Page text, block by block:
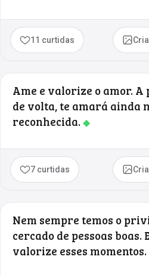
11 curtidas
Ame e valorize o amor. A
de volta, te amará ainda
reconhecida.◆
7 curtidas
Nem sempre temos o
cercado de pessoas
valorize esses momentos.